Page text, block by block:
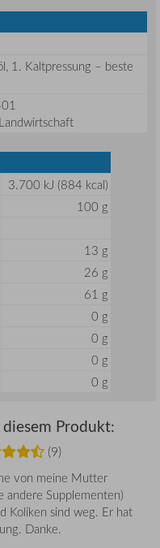
1. Kaltpressung – beste
3.700 kJ (884 kcal)
100 g
13 g
26 g
61 g
0 g
0 g
0 g
0 g
Produkt:
(9)
von meine Mutter
Supplementen)
Koliken sind weg. Er hat
Danke.